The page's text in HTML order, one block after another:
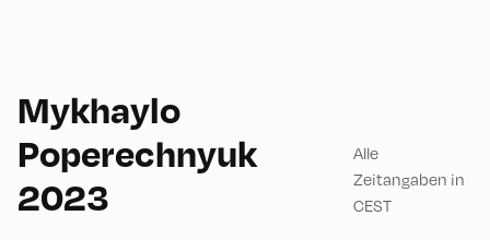
Mykhaylo
Poperechnyuk
2023
Alle
Zeitangaben in
CEST
English